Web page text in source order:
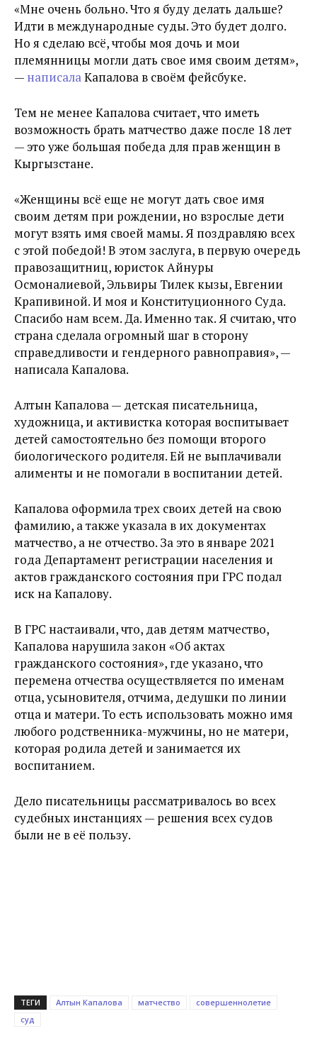
«Мне очень больно. Что я буду делать дальше?
Идти в международные суды. Это будет долго.
Но я сделаю всё, чтобы моя дочь и мои
племянницы могли дать свое имя своим детям»,
— написалаКапалова в своём фейсбуке.
Тем не менее Капалова считает, что иметь
возможность брать матчество даже после 18 лет
— это уже большая победа для прав женщин в
Кыргызстане.
«Женщины всё еще не могут дать свое имя
своим детям при рождении, но взрослые дети
могут взять имя своей мамы. Я поздравляю всех
с этой победой! В этом заслуга, в первую очередь
правозащитниц, юристок Айнуры
Осмоналиевой, Эльвиры Тилек кызы, Евгении
Крапивиной. И моя и Конституционного Суда.
Спасибо нам всем. Да. Именно так. Я считаю, что
страна сделала огромный шаг в сторону
справедливости и гендерного равноправия», —
написала Капалова.
Алтын Капалова— детская писательница,
художница, и активистка которая воспитывает
детей самостоятельно без помощи второго
биологического родителя. Ей не выплачивали
алименты и не помогали в воспитании детей.
Капалова оформила трех своих детей на свою
фамилию, а также указала в их документах
матчество, а не отчество. За это в январе 2021
года Департамент регистрации населения и
актов гражданского состояния при ГРС подал
иск на Капалову.
В ГРС настаивали, что, дав детям матчество,
Капалова нарушила закон «Об актах
гражданского состояния», где указано, что
перемена отчества осуществляется по именам
отца, усыновителя, отчима, дедушки по линии
отца и матери. То есть использовать можно имя
любого родственника-мужчины, но не матери,
которая родила детей и занимается их
воспитанием.
Дело писательницы рассматривалось во всех
судебных инстанциях — решения всех судов
были не в её пользу.
ТЕГИ Алтын Капалова матчество
совершеннолетие
суд